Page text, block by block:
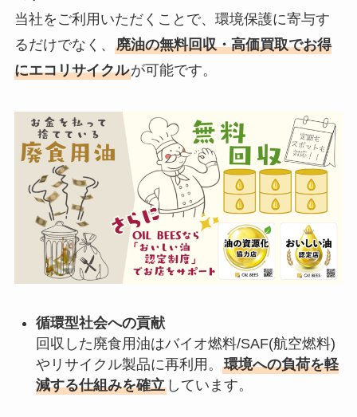
当社をご利用いただくことで、環境保護に寄与す
るだけでなく、 廃油の無料回収・高価買取でお得
にエコリサイクルが可能です。
循環型社会への貢献
回収した廃食用油はバイオ燃料/SAF(航空燃料)
やリサイクル製品に再利用。 環境への負荷を軽
減する仕組みを確立しています。